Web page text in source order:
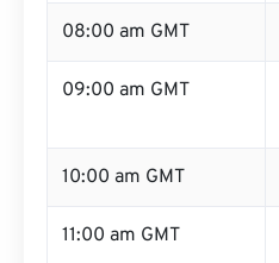
08:00 am GMT
09:00 am GMT
10:00 am GMT
11:00 am GMT